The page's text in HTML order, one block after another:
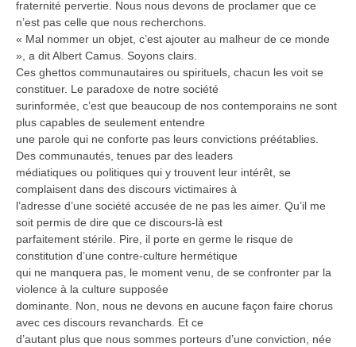
fraternité pervertie. Nous nous devons de proclamer que ce
n’est pas celle que nous recherchons.
« Mal nommer un objet, c’est ajouter au malheur de ce monde
», a dit Albert Camus. Soyons clairs.
Ces ghettos communautaires ou spirituels, chacun les voit se
constituer. Le paradoxe de notre société
surinformée, c’est que beaucoup de nos contemporains ne sont
plus capables de seulement entendre
une parole qui ne conforte pas leurs convictions préétablies.
Des communautés, tenues par des leaders
médiatiques ou politiques qui y trouvent leur intérêt, se
complaisent dans des discours victimaires à
l’adresse d’une société accusée de ne pas les aimer. Qu’il me
soit permis de dire que ce discours-là est
parfaitement stérile. Pire, il porte en germe le risque de
constitution d’une contre-culture hermétique
qui ne manquera pas, le moment venu, de se confronter par la
violence à la culture supposée
dominante. Non, nous ne devons en aucune façon faire chorus
avec ces discours revanchards. Et ce
d’autant plus que nous sommes porteurs d’une conviction, née